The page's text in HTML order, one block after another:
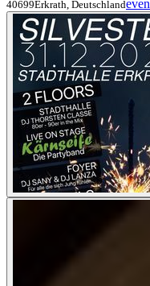
40699Erkrath, Deutschland